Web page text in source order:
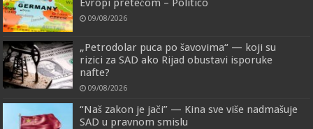
Evropi pretećom – Politico
09/08/2026
„Petrodolar puca po šavovima“ — koji su
rizici za SAD ako Rijad obustavi isporuke
nafte?
09/08/2026
“Naš zakon je jači” — Kina sve više nadmašuje
SAD u pravnom smislu